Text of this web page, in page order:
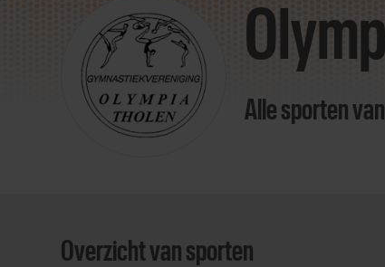
Alle sporten
Overzicht van sporten